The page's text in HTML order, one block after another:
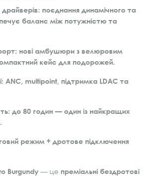
поєднання динамічного та
баланс між потужністю та
нові амбушюри з велюровим
кейс для подорожей.
ANC, multipoint, підтримка LDAC та
до 80 годин — один із найкращих
режим + дротове підключення
Burgundy — це преміальні бездротові